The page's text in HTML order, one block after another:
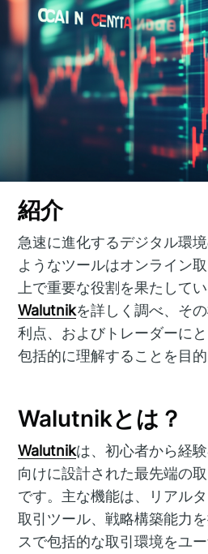
紹介
急速に進化するデジタル環
ようなツールはオンライン
上で重要な役割を果たして
Walutnikを詳しく調べ、そ
利点、およびトレーダーに
包括的に理解することを目的
Walutnikとは？
Walutnikは、初心者から経
向けに設計された最先端の
です。主な機能は、リアル
取引ツール、戦略構築能力
スで包括的な取引環境をユ